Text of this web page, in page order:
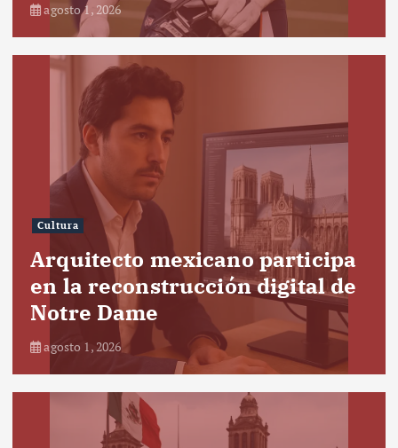
agosto 1, 2026
Cultura
Arquitecto mexicano participa
en la reconstrucción digital de
Notre Dame
agosto 1, 2026